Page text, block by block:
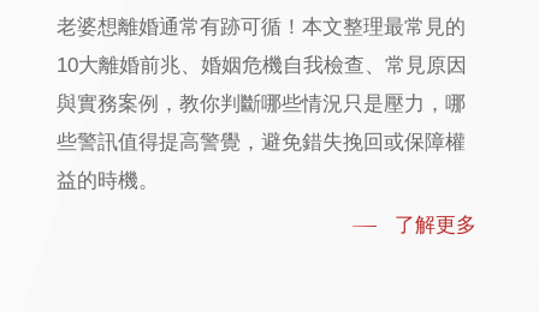
老婆想離婚通常有跡可循！本文整理最常見的
10大離婚前兆、婚姻危機自我檢查、常見原因
與實務案例，教你判斷哪些情況只是壓力，哪
些警訊值得提高警覺，避免錯失挽回或保障權
益的時機。
了解更多